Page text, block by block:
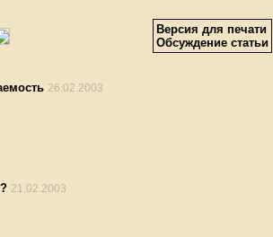
Версия для печати
Обсуждение статьи
26.02.2003
21.02.2003